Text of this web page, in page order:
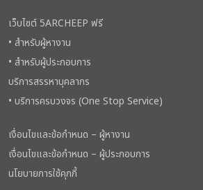
เว็บไซต์ 5ARCHEEP ฟรี
• สำหรับผู้หางาน
• สำหรับผู้ประกอบการ
บริการสรรหาบุคลากร
• บริการครบวงจร (One Stop Service)
เงื่อนไขและข้อกำหนด – ผู้หางาน
เงื่อนไขและข้อกำหนด – ผู้ประกอบการ
นโยบายการใช้คุกกี้